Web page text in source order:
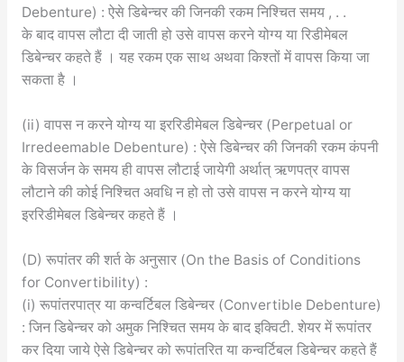
Debenture) : ऐसे डिबेन्चर की जिनकी रकम निश्चित समय , . .
के बाद वापस लौटा दी जाती हो उसे वापस करने योग्य या रिडीमेबल
डिबेन्चर कहते हैं । यह रकम एक साथ अथवा किश्तों में वापस किया जा
सकता है ।
(ii) वापस न करने योग्य या इररिडीमेबल डिबेन्चर (Perpetual or
Irredeemable Debenture) : ऐसे डिबेन्चर की जिनकी रकम कंपनी
के विसर्जन के समय ही वापस लौटाई जायेगी अर्थात् ऋणपत्र वापस
लौटाने की कोई निश्चित अवधि न हो तो उसे वापस न करने योग्य या
इररिडीमेबल डिबेन्चर कहते हैं ।
(D) रूपांतर की शर्त के अनुसार (On the Basis of Conditions
for Convertibility) :
(i) रूपांतरपात्र या कन्वर्टिबल डिबेन्चर (Convertible Debenture)
: जिन डिबेन्चर को अमुक निश्चित समय के बाद इक्विटी. शेयर में रूपांतर
कर दिया जाये ऐसे डिबेन्चर को रूपांतरित या कन्वर्टिबल डिबेन्चर कहते हैं